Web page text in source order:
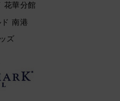
花華分館
南港
ズ